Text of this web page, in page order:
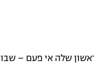
שלה אי פעם – שבו